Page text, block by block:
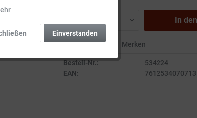
In den
Vergleichen Merken
Bestell-Nr.:
534224
EAN:
7612534070713
Einverstanden